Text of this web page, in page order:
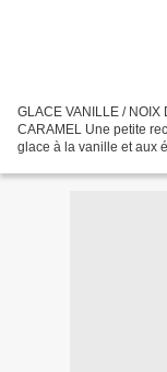
GLACE VANILLE /
CARAMEL Une petite
glace à la vanille et aux